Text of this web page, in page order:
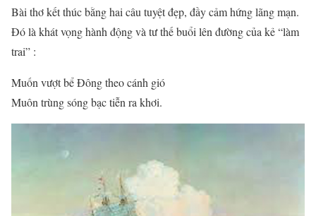
Bài thơ kết thúc bằng hai câu tuyệt đẹp, đầy cảm hứng lãng mạn.
Đó là khát vọng hành động và tư thế buổi lên đường của kẻ “làm
trai” :
Muốn vượt bể Đông theo cánh gió
Muôn trùng sóng bạc tiễn ra khơi.